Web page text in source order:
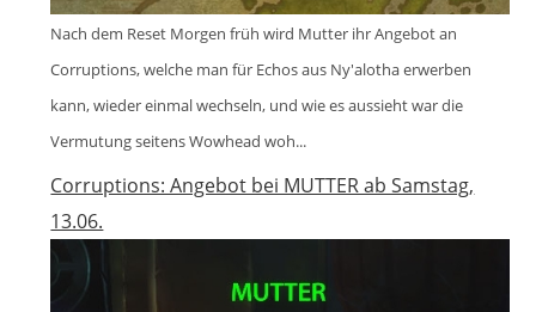
Nach dem Reset Morgen früh wird Mutter ihr Angebot an
Corruptions, welche man für Echos aus Ny'alotha erwerben
kann, wieder einmal wechseln, und wie es aussieht war die
Vermutung seitens Wowhead woh...
Corruptions: Angebot bei MUTTER ab Samstag,
13.06.